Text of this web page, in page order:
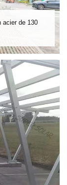
acier de 130